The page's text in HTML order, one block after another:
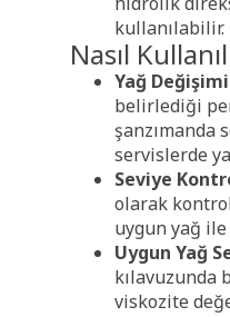
kullanılabilir.
Nasıl
Yağ
belirlediği
şanzımanda
servislerde
Seviye
olarak
uygun yağ ile
Uygun Yağ
kılavuzunda
viskozite